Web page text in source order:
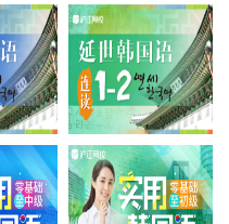
延世1-4册 延
实用零基础至中级 实